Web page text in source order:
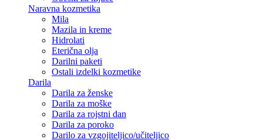
Naravna kozmetika
Mila
Mazila in kreme
Hidrolati
Eterična olja
Darilni paketi
Ostali izdelki kozmetike
Darila
Darila za ženske
Darila za moške
Darila za rojstni dan
Darila za poroko
Darilo za vzgojiteljico/učiteljico